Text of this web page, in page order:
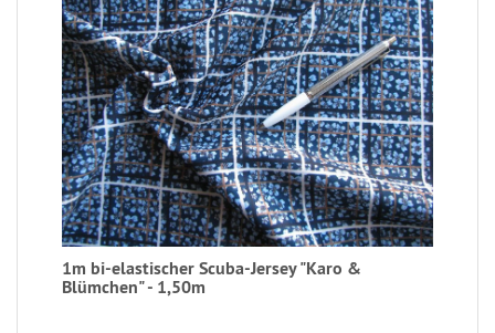
1m bi-elastischer Scuba-Jersey "Karo &
Blümchen" - 1,50m